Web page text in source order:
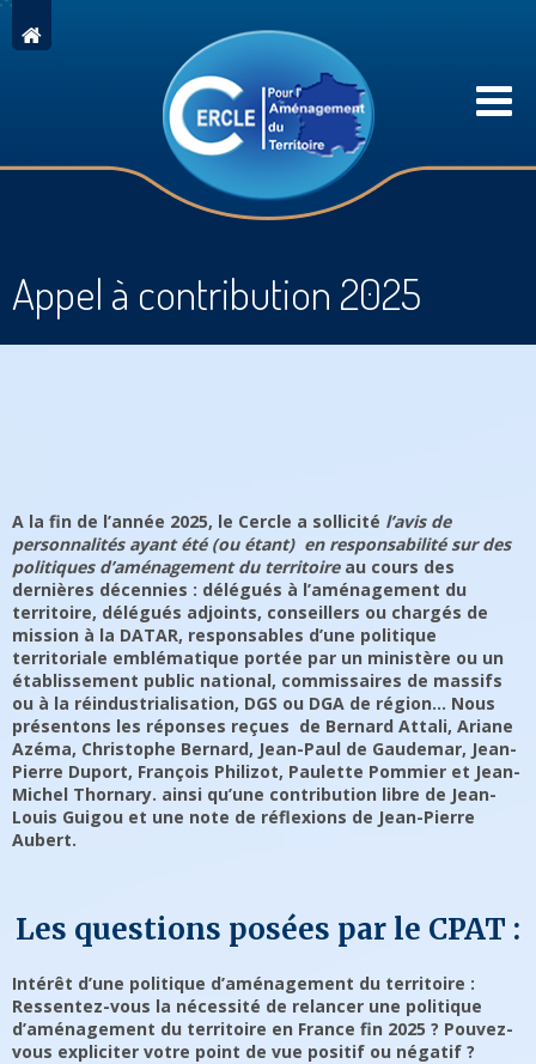
Appel à contribution 2025
A la fin de l’année 2025, le Cercle a sollicité l’avis de
personnalités ayant été (ou étant) en responsabilité sur des
politiques d’aménagement du territoireau cours des
dernières décennies : délégués à l’aménagement du
territoire, délégués adjoints, conseillers ou chargés de
mission à la DATAR, responsables d’une politique
territoriale emblématique portée par un ministère ou un
établissement public national, commissaires de massifs
ou à la réindustrialisation, DGS ou DGA de région… Nous
présentons les réponses reçues de Bernard Attali, Ariane
Azéma, Christophe Bernard, Jean-Paul de Gaudemar, Jean-
Pierre Duport, François Philizot, Paulette Pommier et Jean-
Michel Thornary. ainsi qu’une contribution libre de Jean-
Louis Guigou et une note de réflexions de Jean-Pierre
Aubert.
Les questions posées par le CPAT :
Intérêt d’une politique d’aménagement du territoire :
Ressentez-vous la nécessité de relancer une politique
d’aménagement du territoire en France fin 2025 ? Pouvez-
vous expliciter votre point de vue positif ou négatif ?